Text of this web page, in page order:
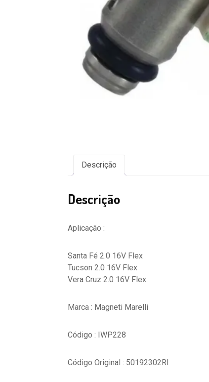
Descrição
Descrição
Aplicação :
Santa Fé 2.0 16V Flex
Tucson 2.0 16V Flex
Vera Cruz 2.0 16V Flex
Marca : Magneti Marelli
Código : IWP228
Código Original : 50192302RI